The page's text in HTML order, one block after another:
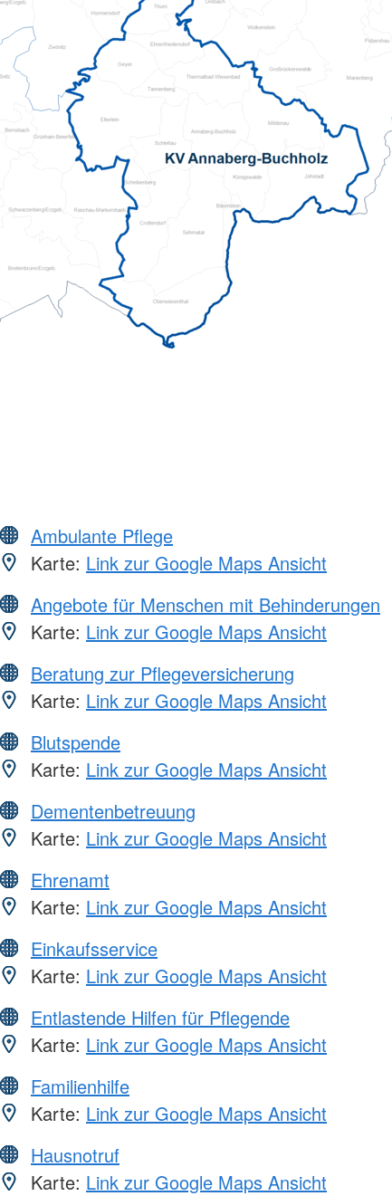
Ambulante Pflege
Karte: Link zur Google Maps Ansicht
Angebote für Menschen mit Behinderungen
Karte: Link zur Google Maps Ansicht
Beratung zur Pflegeversicherung
Karte: Link zur Google Maps Ansicht
Blutspende
Karte: Link zur Google Maps Ansicht
Dementenbetreuung
Karte: Link zur Google Maps Ansicht
Ehrenamt
Karte: Link zur Google Maps Ansicht
Einkaufsservice
Karte: Link zur Google Maps Ansicht
Entlastende Hilfen für Pflegende
Karte: Link zur Google Maps Ansicht
Familienhilfe
Karte: Link zur Google Maps Ansicht
Hausnotruf
Karte: Link zur Google Maps Ansicht